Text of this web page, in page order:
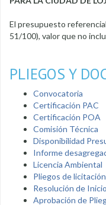
El presupuesto
51/100), valor que no
PLIEGOS Y
Convocatoria
Certificación PAC
Certificación POA
Comisión Técnica
Disponibilidad
Informe
Licencia Ambiental
Pliegos de
Resolución de
Aprobación de